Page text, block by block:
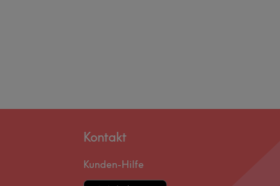
Kontakt
Kunden-Hilfe